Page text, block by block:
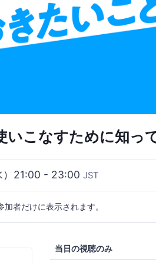
いこなすために知っ
21:00 - 23:00 JST
加者だけに表示されます。
当日の視聴のみ